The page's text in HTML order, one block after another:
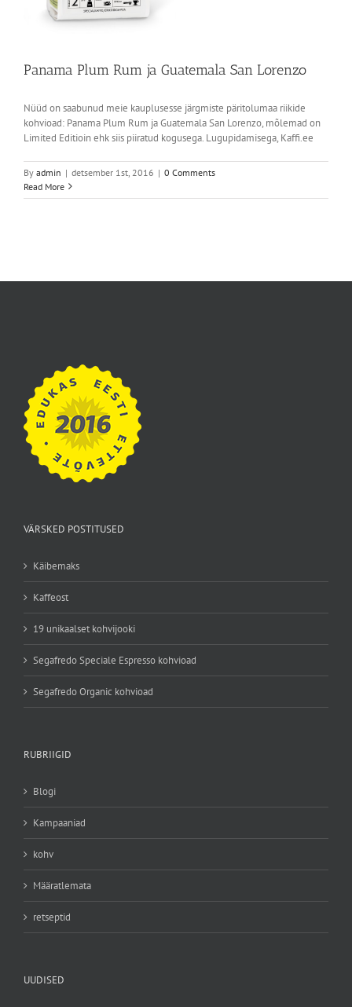
Panama Plum Rum ja Guatemala San Lorenzo
Nüüd on saabunud meie kauplusesse järgmiste päritolumaa riikide
kohvioad: Panama Plum Rum ja Guatemala San Lorenzo, mõlemad on
Limited Editioin ehk siis piiratud kogusega. Lugupidamisega, Kaffi.ee
By admin | detsember 1st, 2016 | 0 Comments
Read More
VÄRSKED POSTITUSED
Käibemaks
Kaffeost
19 unikaalset kohvijooki
Segafredo Speciale Espresso kohvioad
Segafredo Organic kohvioad
RUBRIIGID
Blogi
Kampaaniad
kohv
Määratlemata
retseptid
UUDISED